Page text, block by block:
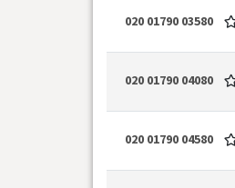
020 01790 03580
020 01790 04080
020 01790 04580